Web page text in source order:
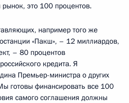
рынок, это 100 процентов.
например того же
«Пакш», – 12 миллиардов,
– 80 процентов
кредита. Я
Премьер-министра о других
готовы финансировать все 100
самого соглашения должны